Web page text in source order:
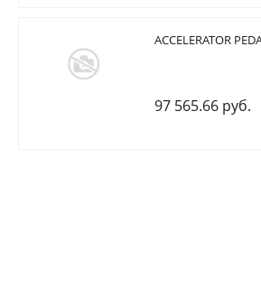
ACCELERATOR
97 565.66 руб.